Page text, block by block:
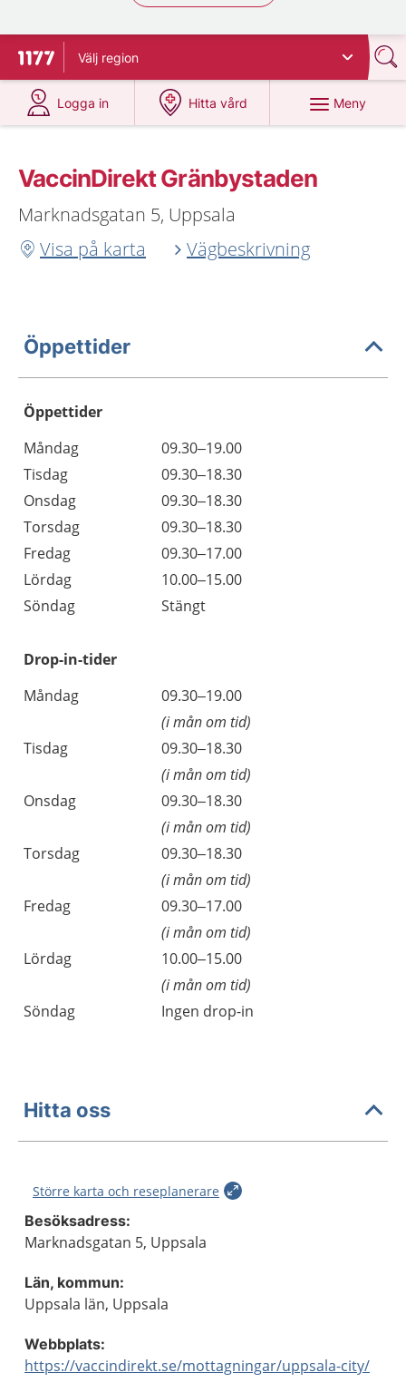
Till startsidan för 1177
Välj region
Logga in
på 1177.se
Hitta vård
på 1177.se
Meny
VaccinDirekt Gränbystaden
Marknadsgatan 5, Uppsala
Visa på karta
Vägbeskrivning
Öppettider
Öppettider
Dag
Öppettider
Kommentarer
Måndag
09.30–19.00
Tisdag
09.30–18.30
Onsdag
09.30–18.30
Torsdag
09.30–18.30
Fredag
09.30–17.00
Lördag
10.00–15.00
Söndag
Stängt
Drop-in-tider
Måndag
09.30–19.00
(i mån om tid)
Tisdag
09.30–18.30
(i mån om tid)
Onsdag
09.30–18.30
(i mån om tid)
Torsdag
09.30–18.30
(i mån om tid)
Fredag
09.30–17.00
(i mån om tid)
Lördag
10.00–15.00
(i mån om tid)
Söndag
Ingen drop-in
Hitta oss
Större karta och reseplanerare
Besöksadress:
Marknadsgatan 5, Uppsala
Län, kommun:
Uppsala län, Uppsala
Webbplats:
https://vaccindirekt.se/mottagningar/uppsala-city/